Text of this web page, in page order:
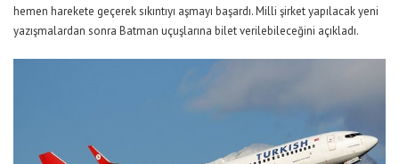
hemen harekete geçerek sıkıntıyı aşmayı başardı. Milli şirket yapılacak yeni
yazışmalardan sonra Batman uçuşlarına bilet verilebileceğini açıkladı.